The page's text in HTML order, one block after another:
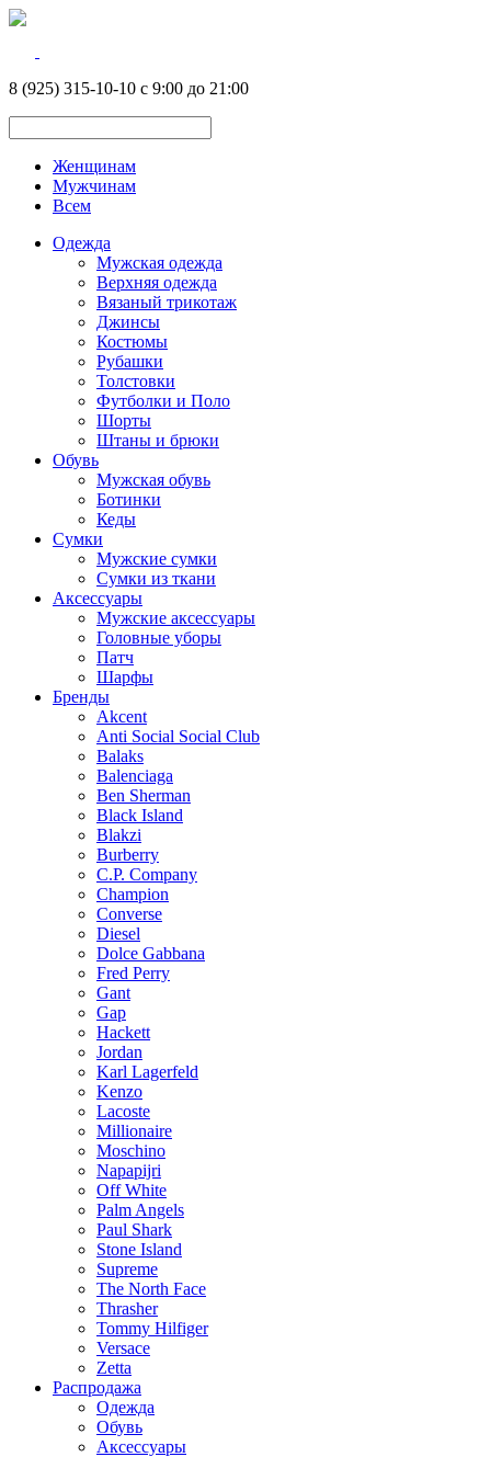
8 (925) 315-10-10 с 9:00 до 21:00
Женщинам
Мужчинам
Всем
Одежда
Мужская одежда
Верхняя одежда
Вязаный трикотаж
Джинсы
Костюмы
Рубашки
Толстовки
Футболки и Поло
Шорты
Штаны и брюки
Обувь
Мужская обувь
Ботинки
Кеды
Сумки
Мужские сумки
Сумки из ткани
Аксессуары
Мужские аксессуары
Головные уборы
Патч
Шарфы
Бренды
Akcent
Anti Social Social Club
Balaks
Balenciaga
Ben Sherman
Black Island
Blakzi
Burberry
C.P. Company
Champion
Converse
Diesel
Dolce Gabbana
Fred Perry
Gant
Gap
Hackett
Jordan
Karl Lagerfeld
Kenzo
Lacoste
Millionaire
Moschino
Napapijri
Off White
Palm Angels
Paul Shark
Stone Island
Supreme
The North Face
Thrasher
Tommy Hilfiger
Versace
Zetta
Распродажа
Одежда
Обувь
Аксессуары